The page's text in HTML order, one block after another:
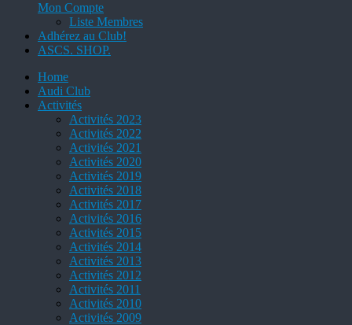
Mon Compte
Liste Membres
Adhérez au Club!
ASCS. SHOP.
Home
Audi Club
Activités
Activités 2023
Activités 2022
Activités 2021
Activités 2020
Activités 2019
Activités 2018
Activités 2017
Activités 2016
Activités 2015
Activités 2014
Activités 2013
Activités 2012
Activités 2011
Activités 2010
Activités 2009